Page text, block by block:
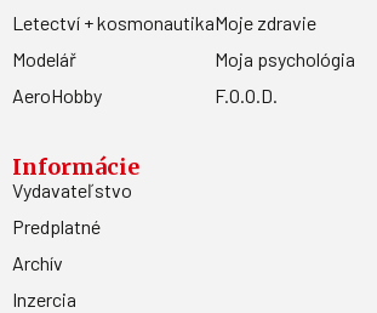
Letectví + kosmonautika
Modelář
AeroHobby
Moje zdravie
Moja psychológia
F.O.O.D.
Informácie
Vydavateľstvo
Predplatné
Archív
Inzercia